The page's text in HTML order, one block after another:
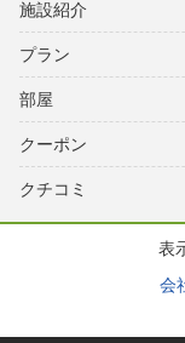
施設紹介
プラン
部屋
クーポン
クチコミ
表
会